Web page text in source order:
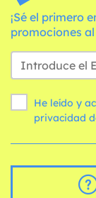
¡Sé el primero
promociones
He leído y
privacidad